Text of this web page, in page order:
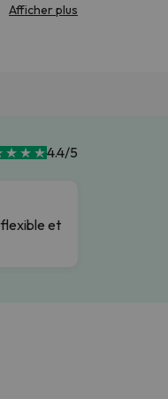
Afficher plus
4.4/5
et